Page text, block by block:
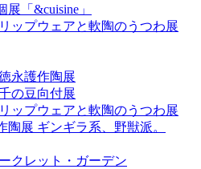
展「&cuisine」
ップウェアと軟陶のうつわ展
永護作陶展
の豆向付展
ップウェアと軟陶のうつわ展
陶展 ギンギラ系、野獣派。
クレット・ガーデン